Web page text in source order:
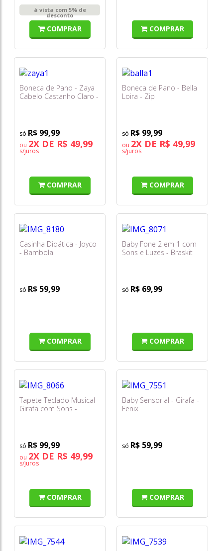
à vista com 5% de
desconto
COMPRAR COMPRAR
Boneca de Pano - Zaya
Cabelo Castanho Claro -
R$ 99,99
ou 2X DE R$ 49,99
s/juros
COMPRAR
Boneca de Pano - Bella
Loira - Zip
R$ 99,99
ou 2X DE R$ 49,99
s/juros
COMPRAR
Casinha Didática - Joyco
- Bambola
R$ 59,99
COMPRAR
Baby Fone 2 em 1 com
Sons e Luzes - Braskit
R$ 69,99
COMPRAR
Tapete Teclado Musical
Girafa com Sons -
R$ 99,99
ou 2X DE R$ 49,99
s/juros
COMPRAR
Baby Sensorial - Girafa -
Fenix
R$ 59,99
COMPRAR